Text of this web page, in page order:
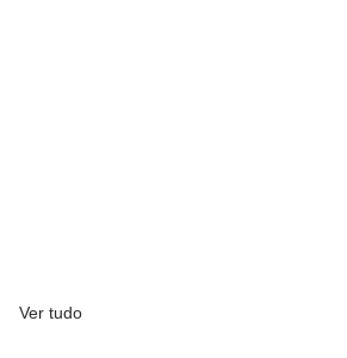
Ver tudo